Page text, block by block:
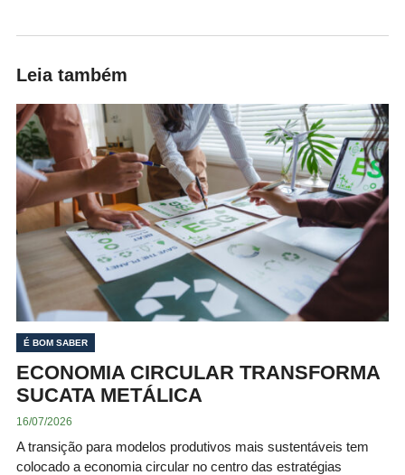
Leia também
É BOM SABER
ECONOMIA CIRCULAR TRANSFORMA
SUCATA METÁLICA
16/07/2026
A transição para modelos produtivos mais sustentáveis tem
colocado a economia circular no centro das estratégias